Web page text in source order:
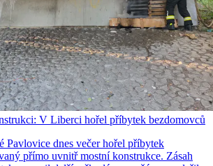
V Liberci hořel příbytek bezdomovců
Pavlovice dnes večer hořel příbytek
přímo uvnitř mostní konstrukce. Zásah